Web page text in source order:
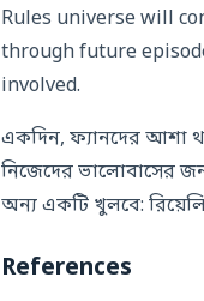
Rules universe will
through future
involved.
একদিন, ফ্যানদের আশা
নিজেদের ভালোবাসের
অন্য একটি খুলবে:
References